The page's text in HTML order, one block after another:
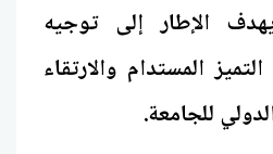
الإطار إلى توجيه
المستدام والارتقاء
للجامعة.